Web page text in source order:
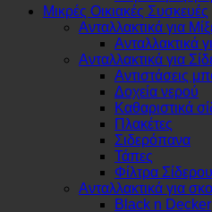
Μικρές Οικιακές Συσκευές
Ανταλλακτικά για
Ανταλλακτικά
Ανταλλακτικά για
Αντιστάσεις
Δοχεία νερού
Καθαριστικά
Πλακέτες
Σιδερόπανα
Τάπες
Φίλτρα Σίδερου
Ανταλλακτικά για
Black n Decker